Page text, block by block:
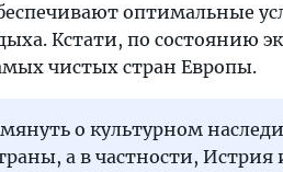
оптимальные
Кстати, по состоянию
чистых стран Европы.
о культурном
а в частности,